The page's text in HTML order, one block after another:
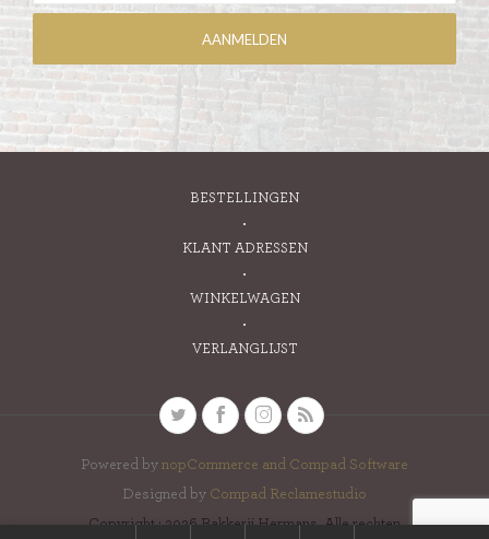
BESTELLINGEN
KLANT ADRESSEN
WINKELWAGEN
VERLANGLIJST
Powered by nopCommerce and Compad Software
Designed by Compad Reclamestudio
Copyright ; 2026 Bakkerij Hermans. Alle rechten